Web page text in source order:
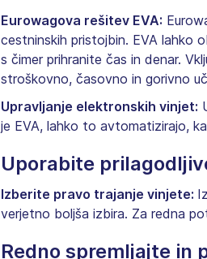
Eurowagova rešitev EVA:
cestninskih pristojbin. EVA lahko
s čimer prihranite čas in denar.
stroškovno, časovno in gorivno
Upravljanje elektronskih vinjet:
je EVA, lahko to avtomatizirajo,
Uporabite
Izberite pravo trajanje vinjete:
verjetno boljša izbira. Za redna
Redno spremljajte in